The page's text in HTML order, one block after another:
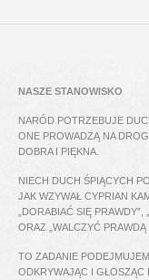
NASZE STANOWISKO
NARÓD POTRZEBUJE
ONE PROWADZĄ NA
DOBRA I PIĘKNA.
NIECH DUCH ŚPIĄCYCH
JAK WZYWAŁ CYPRIAN
„DORABIAĆ SIĘ
ORAZ „WALCZYĆ PRAWDĄ
TO ZADANIE
ODKRYWAJĄC I GŁOSZĄC